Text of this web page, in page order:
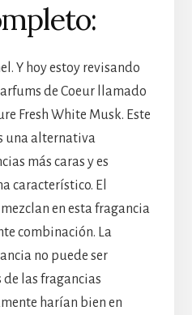
Y hoy estoy revisando
de Coeur llamado
Fresh White Musk. Este
una alternativa
más caras y es
característico. El
en esta fragancia
combinación. La
no puede ser
de las fragancias
harían bien en